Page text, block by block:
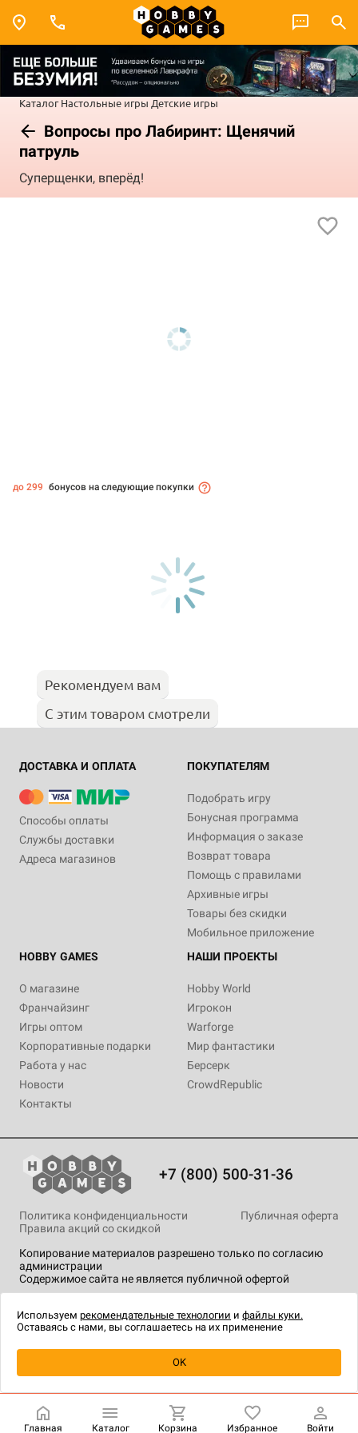
Каталог Настольные игры Детские игры
Вопросы про Лабиринт: Щенячий
патруль
Суперщенки, вперёд!
Уведомить о наличии
до 299 бонусов на следующие покупки
Рекомендуем вам
С этим товаром смотрели
ДОСТАВКА И ОПЛАТА
Способы оплаты
Службы доставки
Адреса магазинов
ПОКУПАТЕЛЯМ
Подобрать игру
Бонусная программа
Информация о заказе
Возврат товара
Помощь с правилами
Архивные игры
Товары без скидки
Мобильное приложение
HOBBY GAMES
О магазине
Франчайзинг
Игры оптом
Корпоративные подарки
Работа у нас
Новости
Контакты
НАШИ ПРОЕКТЫ
Hobby World
Игрокон
Warforge
Мир фантастики
Берсерк
CrowdRepublic
+7 (800) 500-31-36
Копирование материалов разрешено только по согласию
администрации
Содержимое сайта не является публичной офертой
Политика конфиденциальности
Публичная оферта
Правила акций со скидкой
технологии.
Главная Каталог Корзина Избранное Войти
Используем рекомендательные технологии и файлы куки.
Оставаясь с нами, вы соглашаетесь на их применение
OK